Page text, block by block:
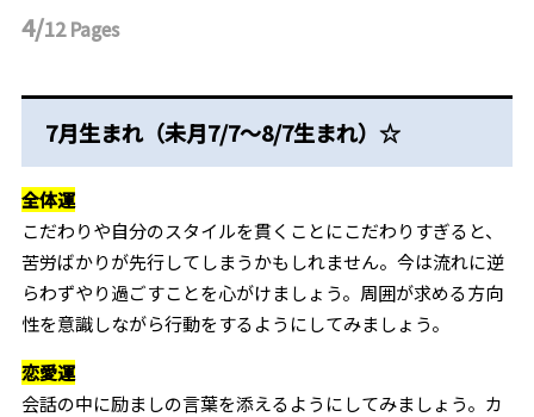
4/12Pages
7月生まれ（未月7/7～8/7生まれ）☆
全体運
こだわりや自分のスタイルを貫くことにこだわりすぎると、
苦労ばかりが先行してしまうかもしれません。今は流れに逆
らわずやり過ごすことを心がけましょう。周囲が求める方向
性を意識しながら行動をするようにしてみましょう。
恋愛運
会話の中に励ましの言葉を添えるようにしてみましょう。カ